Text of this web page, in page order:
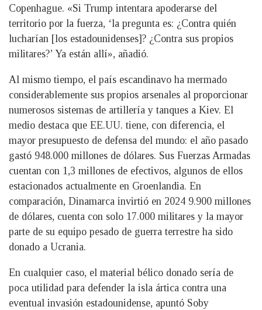
Copenhague. «Si Trump intentara apoderarse del
territorio por la fuerza, ‘la pregunta es: ¿Contra quién
lucharían [los estadounidenses]? ¿Contra sus propios
militares?’ Ya están allí», añadió.
Al mismo tiempo, el país escandinavo ha mermado
considerablemente sus propios arsenales al proporcionar
numerosos sistemas de artillería y tanques a Kiev. El
medio destaca que EE.UU. tiene, con diferencia, el
mayor presupuesto de defensa del mundo: el año pasado
gastó 948.000 millones de dólares. Sus Fuerzas Armadas
cuentan con 1,3 millones de efectivos, algunos de ellos
estacionados actualmente en Groenlandia. En
comparación, Dinamarca invirtió en 2024 9.900 millones
de dólares, cuenta con solo 17.000 militares y la mayor
parte de su equipo pesado de guerra terrestre ha sido
donado a Ucrania.
En cualquier caso, el material bélico donado sería de
poca utilidad para defender la isla ártica contra una
eventual invasión estadounidense, apuntó Soby